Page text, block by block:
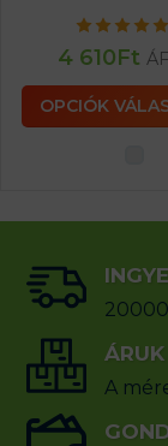
4 610Ft
OPCIÓK
ÁRUK
A